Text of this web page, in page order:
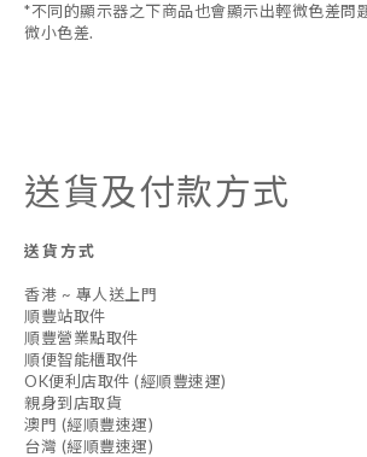
*不同的顯示器之下商品也會顯示出輕微色差問
微小色差.
送貨及付款方式
送貨方式
香港 ~ 專人送上門
順豐站取件
順豐營業點取件
順便智能櫃取件
OK便利店取件 (經順豐速運)
親身到店取貨
澳門 (經順豐速運)
台灣 (經順豐速運)